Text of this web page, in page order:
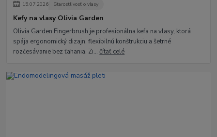
15.07.2026 Starostlivosť o vlasy
Kefy na vlasy Olivia Garden
Olivia Garden Fingerbrush je profesionálna kefa na vlasy, ktorá
spája ergonomický dizajn, flexibilnú konštrukciu a šetrné
rozčesávanie bez ťahania. Zi...čítať celé